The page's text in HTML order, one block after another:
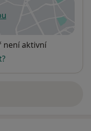
v nové záložce
není aktivní